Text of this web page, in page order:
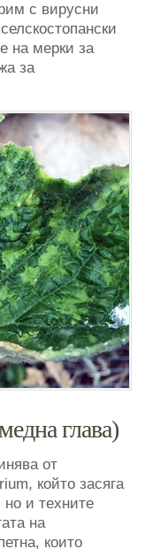
с вирусни
на мерки за
за
глава)
от
който засяга
но и техните
на
които